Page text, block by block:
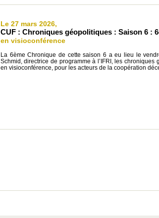
Le 27 mars 2026,
CUF : Chroniques géopolitiques : Saison 6 :
en visioconférence
La 6ème Chronique de cette saison 6 a eu lieu le
Schmid, directrice de programme à l’IFRI, les
en visioconférence, pour les acteurs de la coopération